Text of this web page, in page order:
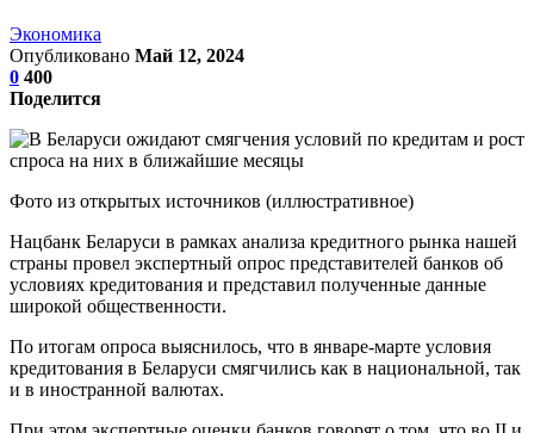
Экономика
Опубликовано Май 12, 2024
0 400
Поделится
Фото из открытых источников (иллюстративное)
Нацбанк Беларуси в рамках анализа кредитного рынка нашей
страны провел экспертный опрос представителей банков об
условиях кредитования и представил полученные данные
широкой общественности.
По итогам опроса выяснилось, что в январе-марте условия
кредитования в Беларуси смягчились как в национальной, так
и в иностранной валютах.